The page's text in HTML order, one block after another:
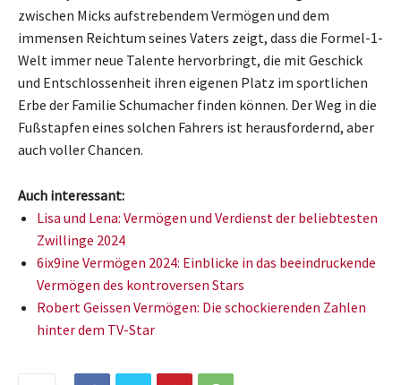
zwischen Micks aufstrebendem Vermögen und dem
immensen Reichtum seines Vaters zeigt, dass die Formel-1-
Welt immer neue Talente hervorbringt, die mit Geschick
und Entschlossenheit ihren eigenen Platz im sportlichen
Erbe der Familie Schumacher finden können. Der Weg in die
Fußstapfen eines solchen Fahrers ist herausfordernd, aber
auch voller Chancen.
Auch interessant:
Lisa und Lena: Vermögen und Verdienst der beliebtesten
Zwillinge 2024
6ix9ine Vermögen 2024: Einblicke in das beeindruckende
Vermögen des kontroversen Stars
Robert Geissen Vermögen: Die schockierenden Zahlen
hinter dem TV-Star